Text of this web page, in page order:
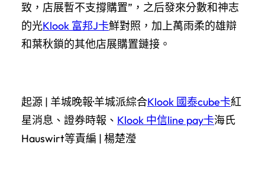
致，店展暫不支撐購置”，之后發來分數和神志
的光Klook 富邦J卡鮮對照，加上萬雨柔的雄辯
和葉秋鎖的其他店展購置鏈接。
起源 | 羊城晚報·羊城派綜合Klook 國泰cube卡紅
星消息、證券時報、 Klook 中信line pay卡海氏
Hauswirt等責編 | 楊楚瀅